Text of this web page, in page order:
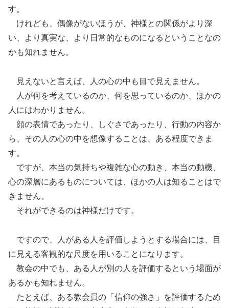
す。
けれども、偶像がないほうが、神様との関係がより深
い、より真実な、より日常的なものになるということなの
かも知れません。
見えないと言えば、人の心の中も目で見えません。
人が何を考えているのか、何を思っているのか、ほかの
人にはわかりません。
顔の表情であったり、しぐさであったり、行動の内容か
ら、その人の心の中を想像することは、ある程度できま
す。
ですが、本当の気持ちや複雑な心の動き、本当の動機、
心の深層にあるものについては、ほかの人は知ることはで
きません。
それができるのは神様だけです。
ですので、人がある人を評価しようとする場合には、目
に見える客観的な尺度を用いることになります。
教会の中でも、ある人が別の人を評価するという場面が
あるかも知れません。
たとえば、ある教会員の「信仰の強さ」を評価するため